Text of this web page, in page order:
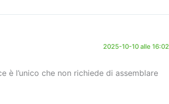
2025-10-10 alle 16:02
è l’unico che non richiede di assemblare